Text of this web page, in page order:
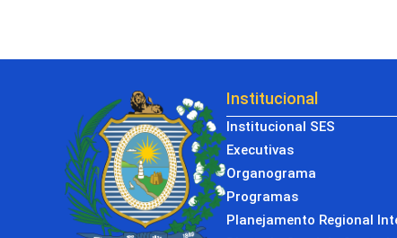
Institucional
Institucional SES
Executivas
Organograma
Programas
Planejamento Regional